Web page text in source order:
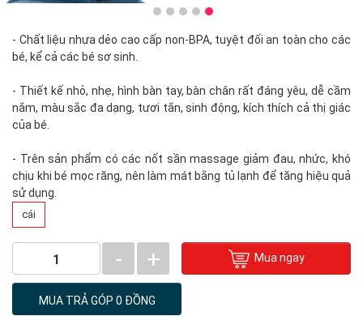
- Chất liệu nhựa dẻo cao cấp non-BPA, tuyệt đối an toàn cho các
bé, kể cả các bé sơ sinh.
- Thiết kế nhỏ, nhẹ, hình bàn tay, bàn chân rất đáng yêu, dễ cầm
nắm, màu sắc đa dạng, tươi tắn, sinh động, kích thích cả thị giác
của bé.
- Trên sản phẩm có các nốt sần massage giảm đau, nhức, khó
chịu khi bé mọc răng, nên làm mát bằng tủ lạnh để tăng hiệu quả
sử dụng.
cái
1 - + Mua ngay
MUA TRẢ GÓP 0 ĐỒNG